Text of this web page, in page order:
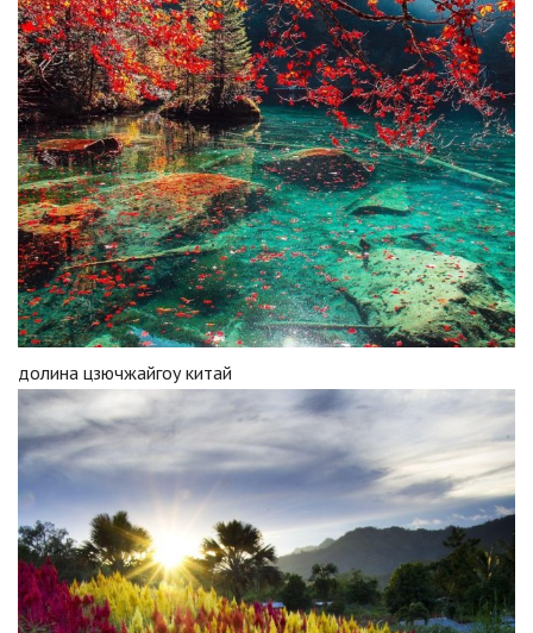
долина цзючжайгоу китай